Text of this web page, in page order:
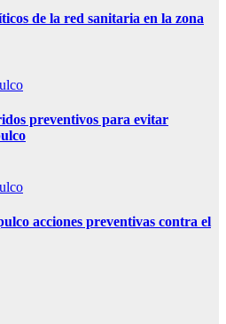
de la red sanitaria en la zona
preventivos para evitar
acciones preventivas contra el